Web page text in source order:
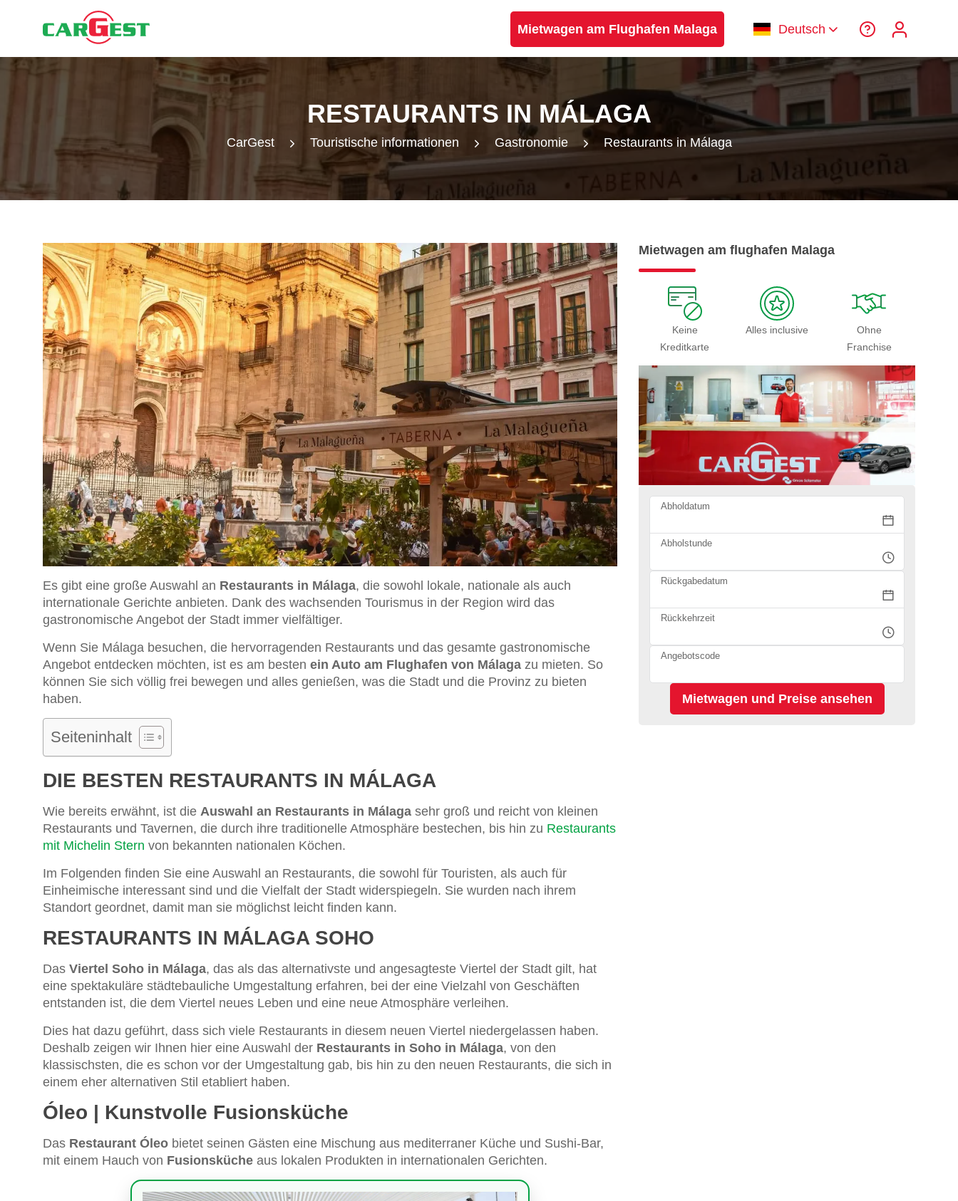
Mietwagen am Flughafen Malaga Deutsch
RESTAURANTS IN MÁLAGA
CarGest Touristische informationen Gastronomie Restaurants in Málaga
Es gibt eine große Auswahl an Restaurants in Málaga, die sowohl lokale, nationale als auch
internationale Gerichte anbieten. Dank des wachsenden Tourismus in der Region wird das
gastronomische Angebot der Stadt immer vielfältiger.
Wenn Sie Málaga besuchen, die hervorragenden Restaurants und das gesamte gastronomische
Angebot entdecken möchten, ist es am besten ein Auto am Flughafen von Málaga zu mieten. So
können Sie sich völlig frei bewegen und alles genießen, was die Stadt und die Provinz zu bieten
haben.
Seiteninhalt
DIE BESTEN RESTAURANTS IN MÁLAGA
Wie bereits erwähnt, ist die Auswahl an Restaurants in Málaga sehr groß und reicht von kleinen
Restaurants und Tavernen, die durch ihre traditionelle Atmosphäre bestechen, bis hin zu Restaurants
mit Michelin Stern von bekannten nationalen Köchen.
Im Folgenden finden Sie eine Auswahl an Restaurants, die sowohl für Touristen, als auch für
Einheimische interessant sind und die Vielfalt der Stadt widerspiegeln. Sie wurden nach ihrem
Standort geordnet, damit man sie möglichst leicht finden kann.
RESTAURANTS IN MÁLAGA SOHO
Das Viertel Soho in Málaga, das als das alternativste und angesagteste Viertel der Stadt gilt, hat
eine spektakuläre städtebauliche Umgestaltung erfahren, bei der eine Vielzahl von Geschäften
entstanden ist, die dem Viertel neues Leben und eine neue Atmosphäre verleihen.
Dies hat dazu geführt, dass sich viele Restaurants in diesem neuen Viertel niedergelassen haben.
Deshalb zeigen wir Ihnen hier eine Auswahl der Restaurants in Soho in Málaga, von den
klassischsten, die es schon vor der Umgestaltung gab, bis hin zu den neuen Restaurants, die sich in
einem eher alternativen Stil etabliert haben.
Óleo | Kunstvolle Fusionsküche
Das Restaurant Óleo bietet seinen Gästen eine Mischung aus mediterraner Küche und Sushi-Bar,
mit einem Hauch von Fusionsküche aus lokalen Produkten in internationalen Gerichten.
Mietwagen am flughafen Malaga
Keine
Kreditkarte
Alles inclusive
Ohne
Franchise
Abholdatum
Abholstunde
Rückgabedatum
Rückkehrzeit
Angebotscode